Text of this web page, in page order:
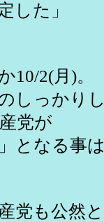
した」
2(月)。
しっかり
党が
となる事
党も公然